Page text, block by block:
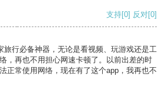
支持[0] 反对[0]
旅行必备神器，无论是看视频、玩游戏还是工
，再也不用担心网速卡顿了。以前出差的时
正常使用网络，现在有了这个app，我再也不